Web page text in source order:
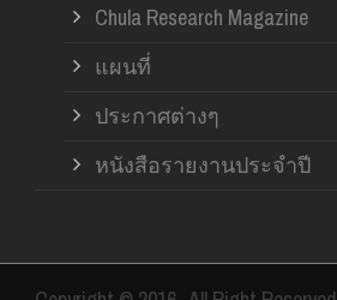
Chula Research Magazine
แผนที่
ประกาศต่างๆ
หนังสือรายงานประจำปี